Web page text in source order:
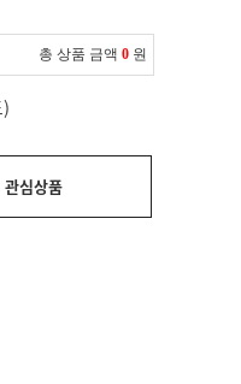
총 상품 금액 0 원
관심상품